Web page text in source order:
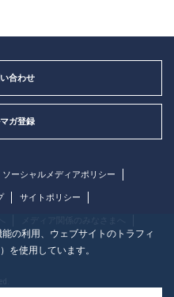
合わせ
ガ登録
ソーシャルメディアポリシー
サイトポリシー
の利用、ウェブサイトのトラフィ
を使用しています。